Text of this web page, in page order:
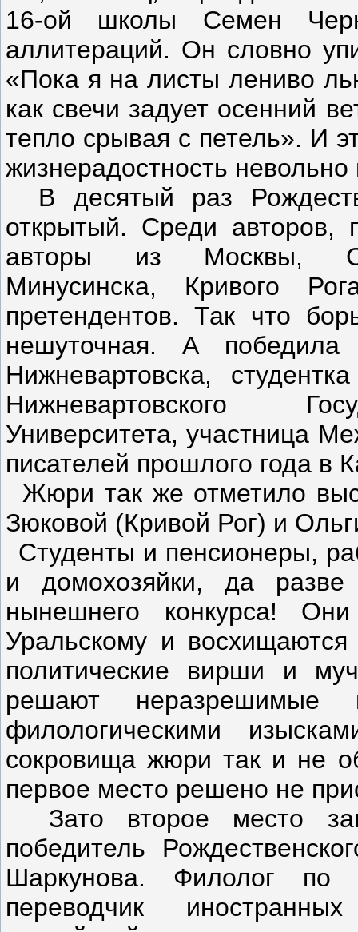
16-ой школы Семен
аллитераций. Он словно
«Пока я на листы лениво
как свечи задует осенний
тепло срывая с петель». И
жизнерадостность
В десятый раз
открытый. Среди авторов,
авторы из Москвы,
Минусинска, Кривого
претендентов. Так что
нешуточная. А
Нижневартовска,
Нижневартовского
Университета, участница
писателей прошлого года в
Жюри так же отметило
Зюковой (Кривой Рог) и
Студенты и пенсионеры,
и домохозяйки, да
нынешнего конкурса!
Уральскому и
политические вирши и
решают неразрешимые
филологическими
сокровища жюри так и не
первое место решено не
Зато второе место
победитель
Шаркунова. Филолог по
переводчик